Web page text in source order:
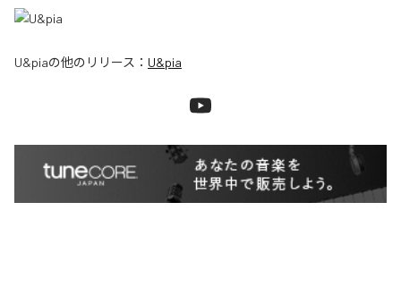
U&piaの他のリリース： U&pia